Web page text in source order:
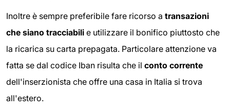
Inoltre è sempre preferibile fare ricorso a transazioni
che siano tracciabili e utilizzare il bonifico piuttosto che
la ricarica su carta prepagata. Particolare attenzione va
fatta se dal codice Iban risulta che il conto corrente
dell'inserzionista che offre una casa in Italia si trova
all'estero.